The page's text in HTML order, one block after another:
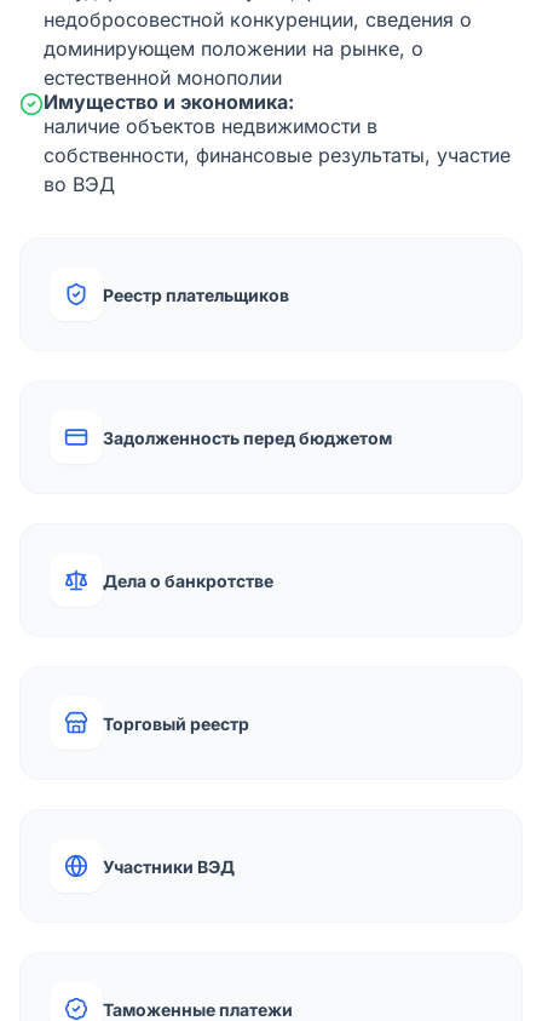
недобросовестной конкуренции, сведения о
доминирующем положении на рынке, о
естественной монополии
Имущество и экономика:
наличие объектов недвижимости в
собственности, финансовые результаты, участие
во ВЭД
Реестр плательщиков
Задолженность перед бюджетом
Дела о банкротстве
Торговый реестр
Участники ВЭД
Таможенные платежи